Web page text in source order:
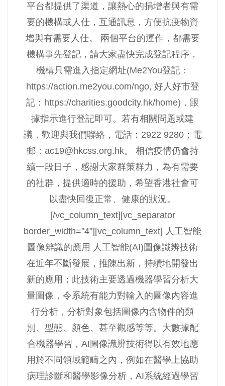
平台都提供了渠道，讓熱心的捐增者與有需
要的機構或人仕，互通訊息，方便抗疫物資
增與有需要人仕。 兩個平台的運作，都需要
機構事先登記，請大家盡快完成登記程序，
機構只需進入指定網址(Me2You登記：
https://action.me2you.com/ngo, 好人好市登
記：https://charities.goodcity.hk/home)，跟
據指示進行登記即可。若有相關問題或建
議，歡迎與我們聯絡，電話：2922 9280；電
郵： ac19@hkcss.org.hk。 相信疫情仍會持
續一段日子，感謝大家群策群力，為有需要
的社群，提供適時的援助，希望香港社會可
以盡快回復正常、健康的狀況。
[/vc_column_text][vc_separator
border_width="4"][vc_column_text] 人工智能
圖像辨識的應用 人工智能(AI)圖像識辨技術
在近年不斷發展，推陳出新，持續地開發出
新的應用；此技術主要透過機器學習分析大
量圖像，令系統有能力對輸入的圖像內容進
行分析，分析對象包括圖像內含物件的類
別、型態、顏色、甚至觀感等等。大數據配
合機器學習，AI圖像識辨技術得以有效地應
用於不同領域範疇之內，例如在醫學上協助
病理診斷和醫學影像分析，AI系統經過學習